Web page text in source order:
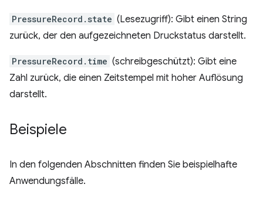
PressureRecord.state (Lesezugriff): Gibt einen String
zurück, der den aufgezeichneten Druckstatus darstellt.
PressureRecord.time (schreibgeschützt): Gibt eine
Zahl zurück, die einen Zeitstempel mit hoher Auflösung
darstellt.
Beispiele
In den folgenden Abschnitten finden Sie beispielhafte
Anwendungsfälle.